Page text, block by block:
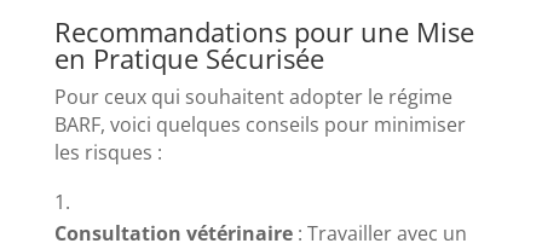
Recommandations pour une Mise
en Pratique Sécurisée
Pour ceux qui souhaitent adopter le régime
BARF, voici quelques conseils pour minimiser
les risques :
Consultation vétérinaire: Travailler avec un